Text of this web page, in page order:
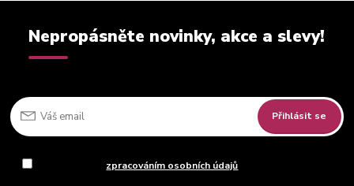
Nepropásněte novinky, akce a slevy!
Přihlásit se
zpracováním osobních údajů